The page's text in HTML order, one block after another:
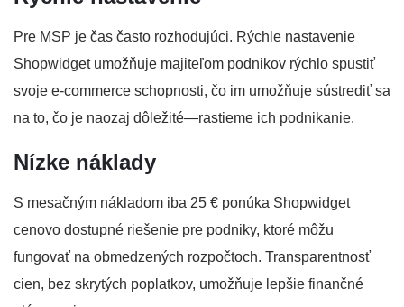
Pre MSP je čas často rozhodujúci. Rýchle nastavenie
Shopwidget umožňuje majiteľom podnikov rýchlo spustiť
svoje e-commerce schopnosti, čo im umožňuje sústrediť sa
na to, čo je naozaj dôležité—rastieme ich podnikanie.
Nízke náklady
S mesačným nákladom iba 25 € ponúka Shopwidget
cenovo dostupné riešenie pre podniky, ktoré môžu
fungovať na obmedzených rozpočtoch. Transparentnosť
cien, bez skrytých poplatkov, umožňuje lepšie finančné